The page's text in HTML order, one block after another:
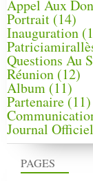
PAGES
Appel Aux
Portrait (14)
Inauguration
Questions Au
Réunion (12)
Album (11)
Partenaire(11)
Journal Officiel